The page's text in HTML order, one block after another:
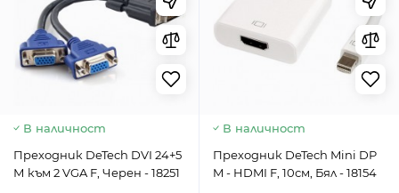
В наличност
Преходник DeTech DVI 24+5
М към 2 VGA F, Черен - 18251
В наличност
Преходник DeTech Mini DP
M - HDMI F, 10см, Бял - 18154